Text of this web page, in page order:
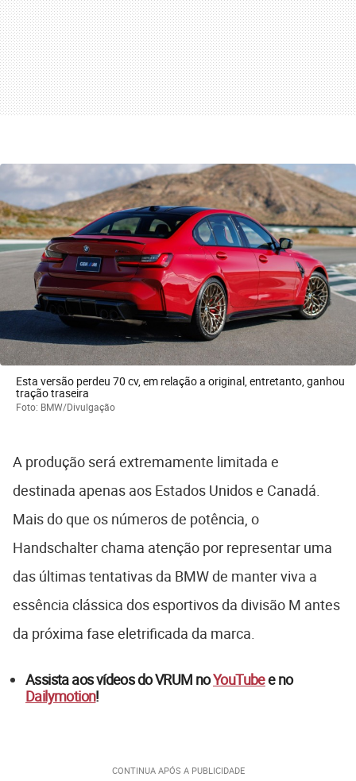
Esta versão perdeu 70 cv, em relação a original, entretanto, ganhou
tração traseira
Foto: BMW/Divulgação
A produção será extremamente limitada e
destinada apenas aos Estados Unidos e Canadá.
Mais do que os números de potência, o
Handschalter chama atenção por representar uma
das últimas tentativas da BMW de manter viva a
essência clássica dos esportivos da divisão M antes
da próxima fase eletrificada da marca.
Assista aos vídeos do VRUM noYouTubee no
Dailymotion!